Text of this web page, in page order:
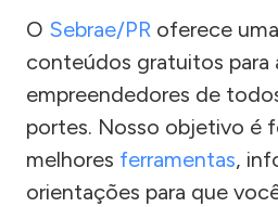
O Sebrae/PR oferece
conteúdos gratuitos para
empreendedores de
portes. Nosso objetivo é
melhores ferramentas,
orientações para que